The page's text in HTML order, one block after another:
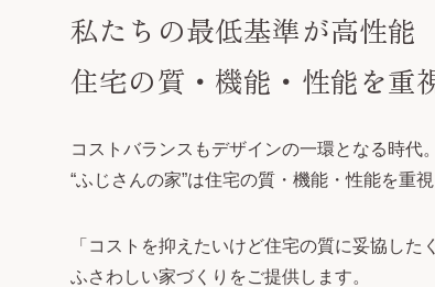
私たちの最低基準が高性能
住宅の質・機能・性能を重
コストバランスもデザインの一環となる時代。
“ふじさんの家”は住宅の質・機能・性能を重
「コストを抑えたいけど住宅の質に妥協し
ふさわしい家づくりをご提供します。